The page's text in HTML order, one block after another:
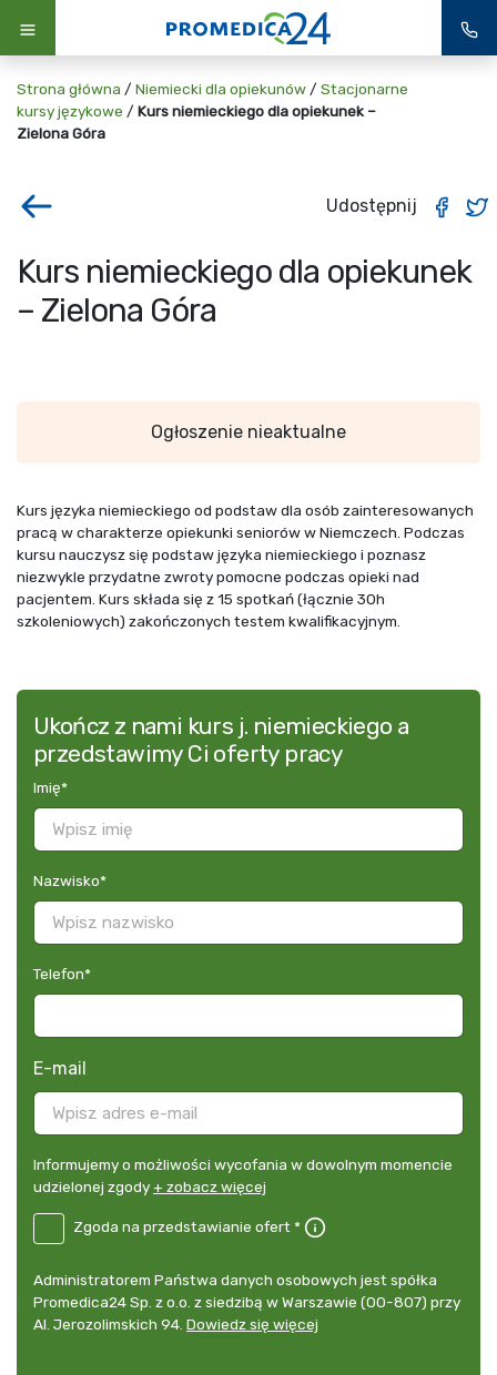
Strona główna / Niemiecki dla opiekunów / Stacjonarne
kursy językowe / Kurs niemieckiego dla opiekunek –
Zielona Góra
Udostępnij
Kurs niemieckiego dla opiekunek
– Zielona Góra
Ogłoszenie nieaktualne
Kurs języka niemieckiego od podstaw dla osób zainteresowanych
pracą w charakterze opiekunki seniorów w Niemczech. Podczas
kursu nauczysz się podstaw języka niemieckiego i poznasz
niezwykle przydatne zwroty pomocne podczas opieki nad
pacjentem. Kurs składa się z 15 spotkań (łącznie 30h
szkoleniowych) zakończonych testem kwalifikacyjnym.
Ukończ z nami kurs j. niemieckiego a
przedstawimy Ci oferty pracy
Imię*
Nazwisko*
Telefon*
E-mail
Informujemy
o
wycofania
dowolnym
momencie
udzielonej
Informujemy o możliwości wycofania w dowolnym momencie
udzielonej zgody+ zobacz więcej
DE
przedstawianie
Zgoda na przedstawianie ofert *
Administrator
danych
osobowych
Administratorem Państwa danych osobowych jest spółka
Promedica24 Sp. z o.o. z siedzibą w Warszawie (00-807) przy
Al. Jerozolimskich 94. Dowiedz się więcej